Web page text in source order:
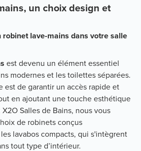
un choix design et
lave-mains dans votre salle
est devenu un élément essentiel
modernes et les toilettes séparées.
est de garantir un accès rapide et
en ajoutant une touche esthétique
Salles de Bains, nous vous
de robinets conçus
lavabos compacts, qui s'intègrent
tout type d’intérieur.